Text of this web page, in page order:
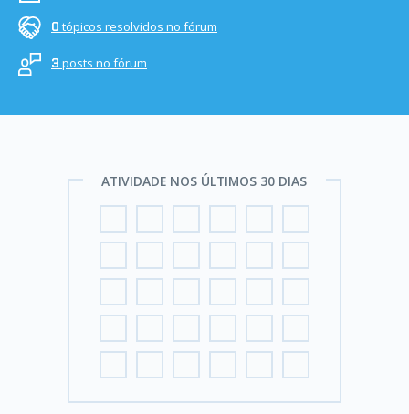
0 tópicos resolvidos no fórum
3 posts no fórum
ATIVIDADE NOS ÚLTIMOS 30 DIAS